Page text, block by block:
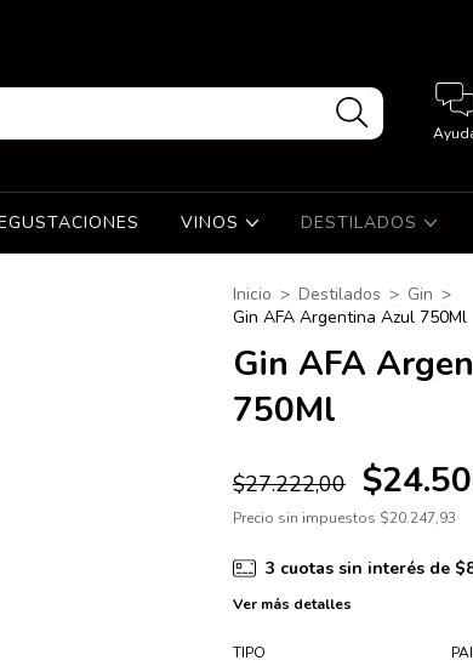
VINOS DESTILADOS
Inicio > Destilados > Gin >
Gin AFA Argentina Azul 750Ml
Gin AFA
750Ml
$27.222,00
Precio sin impuestos $20.247,93
3 cuotas sin interés de
Ver más detalles
TIPO